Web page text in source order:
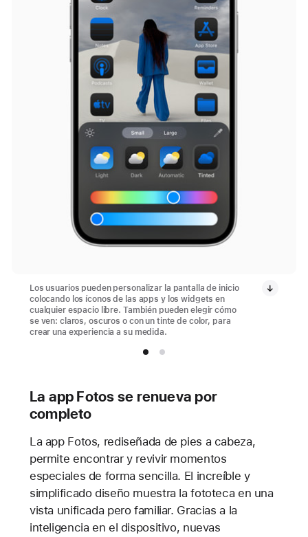
Los usuarios pueden personalizar la pantalla de inicio
colocando los íconos de las apps y los widgets en
cualquier espacio libre. También pueden elegir cómo
se ven: claros, oscuros o con un tinte de color, para
crear una experiencia a su medida.
La app Fotos se renueva por
completo
La app Fotos, rediseñada de pies a cabeza,
permite encontrar y revivir momentos
especiales de forma sencilla. El increíble y
simplificado diseño muestra la fototeca en una
vista unificada pero familiar. Gracias a la
inteligencia en el dispositivo, nuevas